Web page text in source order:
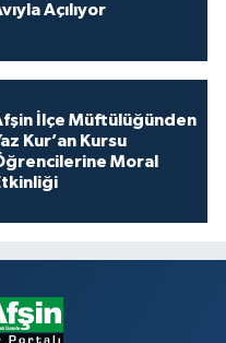
Açılıyor
İlçe Müftülüğünden
Kur’an Kursu
Moral